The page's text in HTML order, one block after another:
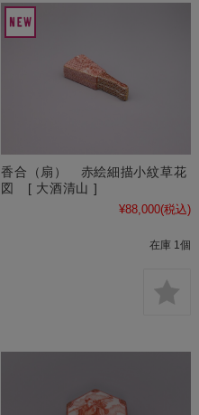
香合（扇） 赤絵細描小紋草花
図 [ 大酒清山 ]
¥88,000(税込)
在庫 1個